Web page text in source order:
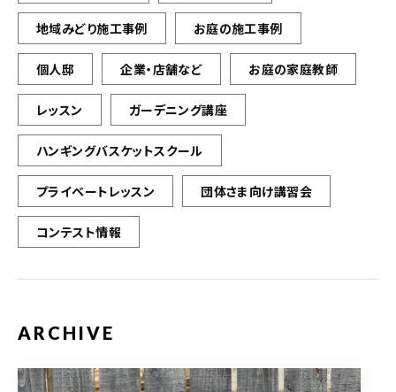
地域みどり施工事例 お庭の施工事例
個人邸 企業・店舗など お庭の家庭教師
レッスン ガーデニング講座
ハンギングバスケットスクール
プライベートレッスン 団体さま向け講習会
コンテスト情報
ARCHIVE